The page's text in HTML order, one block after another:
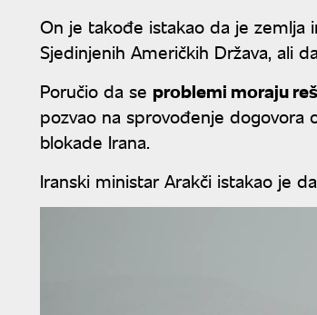
On je takođe istakao da je zemlja
Sjedinjenih Američkih Država, ali
Poručio da se problemi moraju
pozvao na sprovođenje
blokade Irana.
Iranski ministar Arakči istakao je